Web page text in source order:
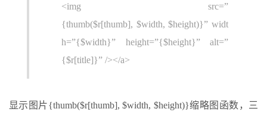
<img src=”
{thumb($r[thumb], $width, $height)}” widt
h=”{$width}” height=”{$height}” alt=”
{$r[title]}” /></a>
显示图片{thumb($r[thumb], $width, $height)}缩略图函数，三